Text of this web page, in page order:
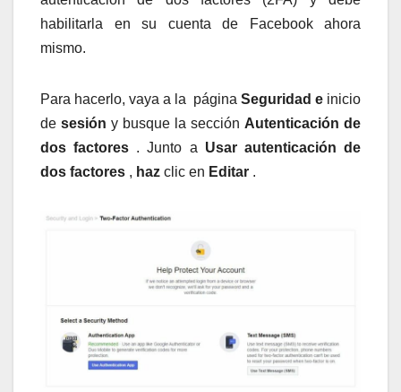
habilitarla en su cuenta de Facebook ahora
mismo.
Para hacerlo, vaya a la página Seguridad e inicio
de sesión y busque la sección Autenticación de
dos factores . Junto a Usar autenticación de
dos factores , haz clic en Editar .